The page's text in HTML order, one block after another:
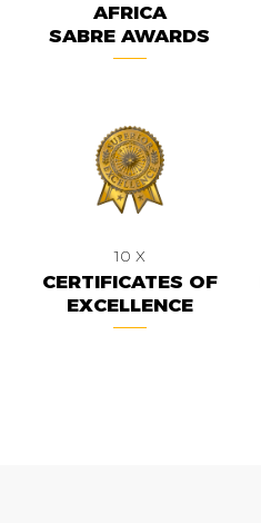
AFRICA
SABRE AWARDS
10 X
CERTIFICATES OF
EXCELLENCE